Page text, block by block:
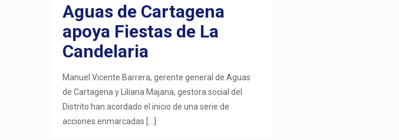
Aguas de Cartagena
apoya Fiestas de La
Candelaria
Manuel Vicente Barrera, gerente general de Aguas
de Cartagena y Liliana Majana, gestora social del
Distrito han acordado el inicio de una serie de
acciones enmarcadas